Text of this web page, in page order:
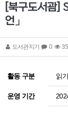
[북구도서괌]
언」
도서관지기 0
활동 구분 읽
운영 기간